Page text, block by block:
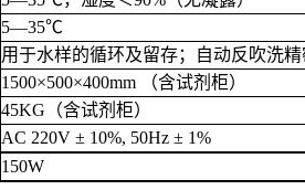
5—35℃
用于水样的循环及留存；自动反吹洗精
1500×500×400mm
（含试剂柜）
45KG （含试剂柜）
AC 220V ± 10%, 50Hz ± 1%
150W